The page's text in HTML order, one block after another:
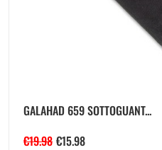
GALAHAD 659 SOTTOGUANT...
€19.98 €15.98